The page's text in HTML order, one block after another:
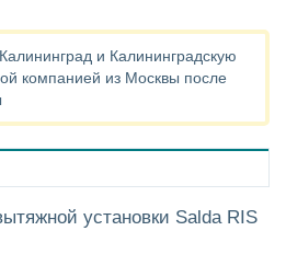
и Калининградскую
компанией из Москвы после
установки Salda RIS